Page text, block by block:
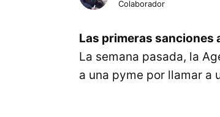
Colaborador
Las primeras sanciones
La semana pasada, la
a una pyme por llamar a